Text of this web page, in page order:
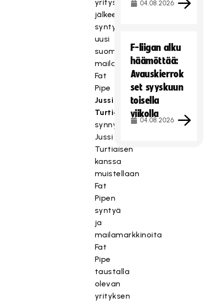
yrityskauppojen
jälkeen
syntyi
uusi
suomalainen
mailamerkki
Fat
Pipe
Jussi
Turtiaisen
synnyttämänä.
Jussi
Turtiaisen
kanssa
muistellaan
Fat
Pipen
syntyä
ja
mailamarkkinoita
Fat
Pipe
taustalla
olevan
yrityksen
04.08.2026
F-liigan alku
häämöttää:
Avauskierrok
set syyskuun
toisella
viikolla
04.08.2026